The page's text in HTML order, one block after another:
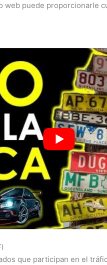
web puede proporcionarle
que participan en el